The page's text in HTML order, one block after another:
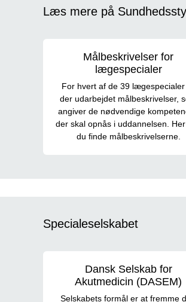
Læs mere på
Målbeskrivelser for
lægespecialer
For hvert af de 39
der udarbejdet målbeskrivelser,
angiver de nødvendige
der skal opnås i uddannelsen.
du finde målbeskrivelserne.
Specialeselskabet
Dansk Selskab for
Akutmedicin (DASEM)
Selskabets formål er at fremme